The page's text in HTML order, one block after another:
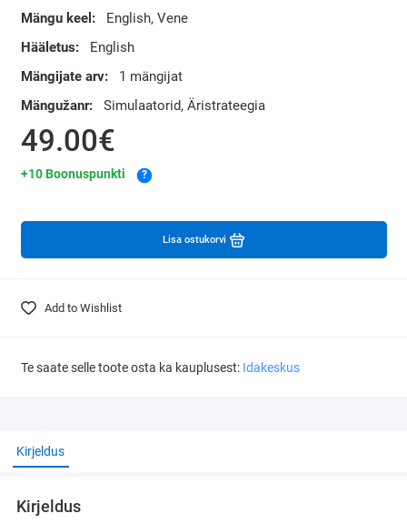
Mängu keel:
English, Vene
Hääletus:
English
Mängijate arv:
1 mängijat
Mängužanr:
Simulaatorid, Äristrateegia
49.00€
+10 Boonuspunkti ?
Lisa ostukorvi
Add to Wishlist
Te saate selle toote osta ka kauplusest: Idakeskus
Kirjeldus
Kirjeldus